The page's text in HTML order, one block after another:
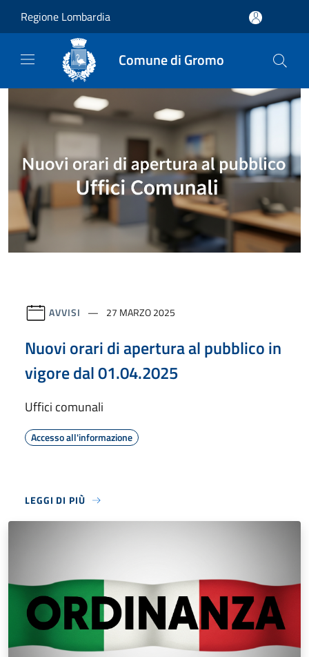
Regione Lombardia
Comune di Gromo
AVVISI 27 MARZO 2025
Nuovi orari di apertura al pubblico in
vigore dal 01.04.2025
Uffici comunali
Accesso all'informazione
LEGGI DI PIÙ